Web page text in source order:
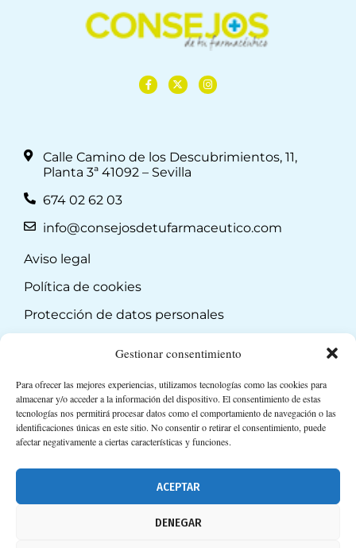
Gestionar consentimiento
Para ofrecer las mejores experiencias, utilizamos tecnologías como las cookies para
almacenar y/o acceder a la información del dispositivo. El consentimiento de estas
tecnologías nos permitirá procesar datos como el comportamiento de navegación o las
identificaciones únicas en este sitio. No consentir o retirar el consentimiento, puede
afectar negativamente a ciertas características y funciones.
ACEPTAR
DENEGAR
Calle Camino de los Descubrimientos, 11,
Planta 3ª 41092 – Sevilla
674 02 62 03
info@consejosdetufarmaceutico.com
Aviso legal
Política de cookies
Protección de datos personales